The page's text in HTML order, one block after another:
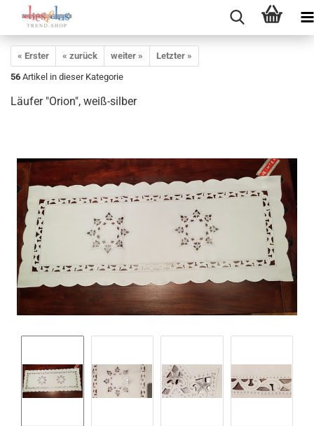
« Erster « zurück weiter »
Letzter »
56 Artikel in dieser Kategorie
Läufer "Orion", weiß-silber